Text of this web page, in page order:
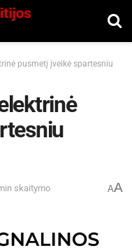
pusmetį įveikė spartesniu
skaitymo AA